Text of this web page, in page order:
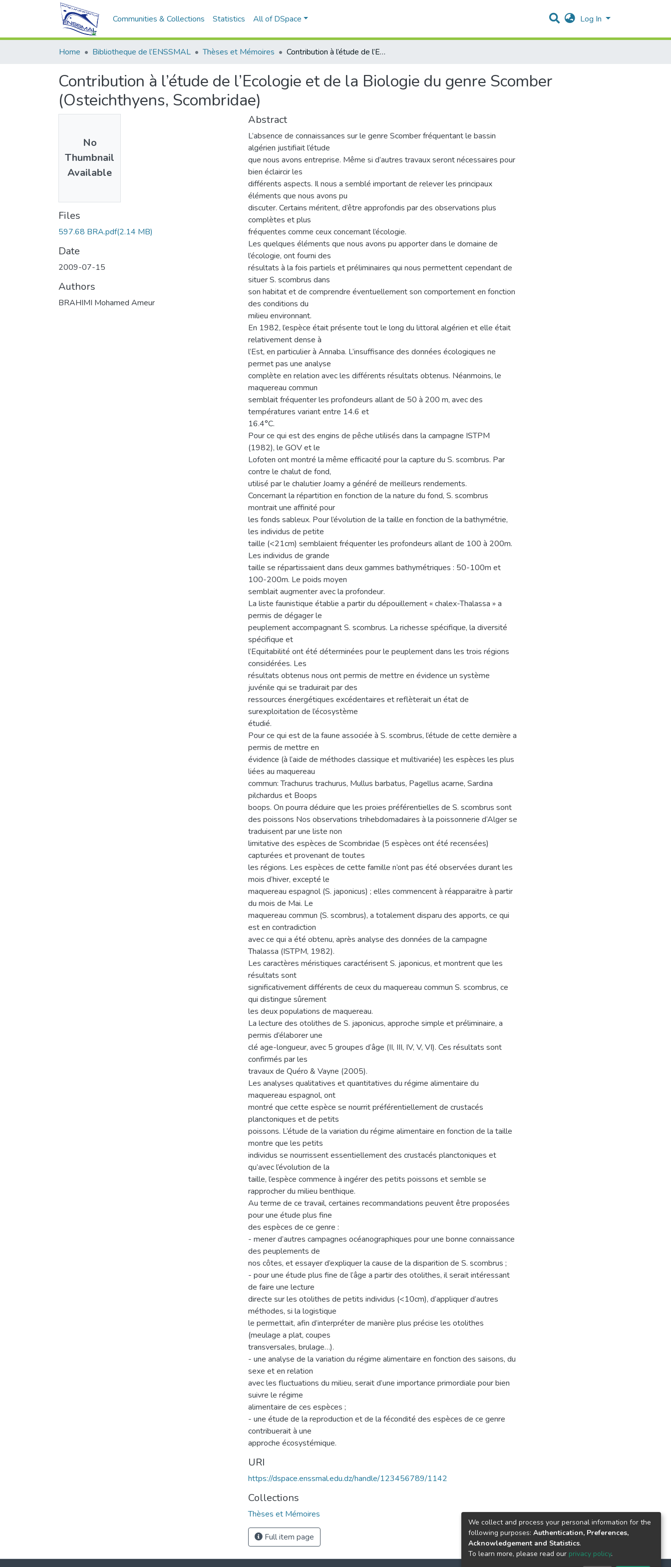
Communities & Collections Statistics All of DSpace Log In
Home Bibliotheque de l’ENSSMAL Thèses et Mémoires Contribution à l’étude de l’Ecologie et de la Biologie du genre Scomber (Osteichthyens, Scombridae)
Contribution à l’étude de l’Ecologie et de la Biologie du genre Scomber
(Osteichthyens, Scombridae)
No
Thumbnail
Available
Files
597.68 BRA.pdf(2.14 MB)
Date
2009-07-15
Authors
BRAHIMI Mohamed Ameur
Abstract
L’absence de connaissances sur le genre Scomber fréquentant le bassin
algérien justifiait l’étude
que nous avons entreprise. Même si d’autres travaux seront nécessaires pour
bien éclaircir les
différents aspects. Il nous a semblé important de relever les principaux
éléments que nous avons pu
discuter. Certains méritent, d’être approfondis par des observations plus
complètes et plus
fréquentes comme ceux concernant l’écologie.
Les quelques éléments que nous avons pu apporter dans le domaine de
l’écologie, ont fourni des
résultats à la fois partiels et préliminaires qui nous permettent cependant de
situer S. scombrus dans
son habitat et de comprendre éventuellement son comportement en fonction
des conditions du
milieu environnant.
En 1982, l’espèce était présente tout le long du littoral algérien et elle était
relativement dense à
l’Est, en particulier à Annaba. L’insuffisance des données écologiques ne
permet pas une analyse
complète en relation avec les différents résultats obtenus. Néanmoins, le
maquereau commun
semblait fréquenter les profondeurs allant de 50 à 200 m, avec des
températures variant entre 14.6 et
16.4°C.
Pour ce qui est des engins de pêche utilisés dans la campagne ISTPM
(1982), le GOV et le
Lofoten ont montré la même efficacité pour la capture du S. scombrus. Par
contre le chalut de fond,
utilisé par le chalutier Joamy a généré de meilleurs rendements.
Concernant la répartition en fonction de la nature du fond, S. scombrus
montrait une affinité pour
les fonds sableux. Pour l’évolution de la taille en fonction de la bathymétrie,
les individus de petite
taille (<21cm) semblaient fréquenter les profondeurs allant de 100 à 200m.
Les individus de grande
taille se répartissaient dans deux gammes bathymétriques : 50-100m et
100-200m. Le poids moyen
semblait augmenter avec la profondeur.
La liste faunistique établie a partir du dépouillement « chalex-Thalassa » a
permis de dégager le
peuplement accompagnant S. scombrus. La richesse spécifique, la diversité
spécifique et
l’Equitabilité ont été déterminées pour le peuplement dans les trois régions
considérées. Les
résultats obtenus nous ont permis de mettre en évidence un système
juvénile qui se traduirait par des
ressources énergétiques excédentaires et reflèterait un état de
surexploitation de l’écosystème
étudié.
Pour ce qui est de la faune associée à S. scombrus, l’étude de cette dernière a
permis de mettre en
évidence (à l’aide de méthodes classique et multivariée) les espèces les plus
liées au maquereau
commun: Trachurus trachurus, Mullus barbatus, Pagellus acarne, Sardina
pilchardus et Boops
boops. On pourra déduire que les proies préférentielles de S. scombrus sont
des poissons Nos observations trihebdomadaires à la poissonnerie d’Alger se
traduisent par une liste non
limitative des espèces de Scombridae (5 espèces ont été recensées)
capturées et provenant de toutes
les régions. Les espèces de cette famille n’ont pas été observées durant les
mois d’hiver, excepté le
maquereau espagnol (S. japonicus) ; elles commencent à réapparaitre à partir
du mois de Mai. Le
maquereau commun (S. scombrus), a totalement disparu des apports, ce qui
est en contradiction
avec ce qui a été obtenu, après analyse des données de la campagne
Thalassa (ISTPM, 1982).
Les caractères méristiques caractérisent S. japonicus, et montrent que les
résultats sont
significativement différents de ceux du maquereau commun S. scombrus, ce
qui distingue sûrement
les deux populations de maquereau.
La lecture des otolithes de S. japonicus, approche simple et préliminaire, a
permis d’élaborer une
clé age-longueur, avec 5 groupes d’âge (II, III, IV, V, VI). Ces résultats sont
confirmés par les
travaux de Quéro & Vayne (2005).
Les analyses qualitatives et quantitatives du régime alimentaire du
maquereau espagnol, ont
montré que cette espèce se nourrit préférentiellement de crustacés
planctoniques et de petits
poissons. L’étude de la variation du régime alimentaire en fonction de la taille
montre que les petits
individus se nourrissent essentiellement des crustacés planctoniques et
qu’avec l’évolution de la
taille, l’espèce commence à ingérer des petits poissons et semble se
rapprocher du milieu benthique.
Au terme de ce travail, certaines recommandations peuvent être proposées
pour une étude plus fine
des espèces de ce genre :
- mener d’autres campagnes océanographiques pour une bonne connaissance
des peuplements de
nos côtes, et essayer d’expliquer la cause de la disparition de S. scombrus ;
- pour une étude plus fine de l’âge a partir des otolithes, il serait intéressant
de faire une lecture
directe sur les otolithes de petits individus (<10cm), d’appliquer d’autres
méthodes, si la logistique
le permettait, afin d’interpréter de manière plus précise les otolithes
(meulage a plat, coupes
transversales, brulage…).
- une analyse de la variation du régime alimentaire en fonction des saisons, du
sexe et en relation
avec les fluctuations du milieu, serait d’une importance primordiale pour bien
suivre le régime
alimentaire de ces espèces ;
- une étude de la reproduction et de la fécondité des espèces de ce genre
contribuerait à une
approche écosystémique.
URI
https://dspace.enssmal.edu.dz/handle/123456789/1142
Collections
Thèses et Mémoires
Full item page
We collect and process your personal information for the
following purposes: Authentication, Preferences,
Acknowledgement and Statistics.
To learn more, please read our privacy policy.